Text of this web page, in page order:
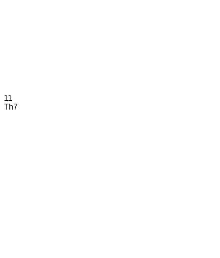
11
Th7